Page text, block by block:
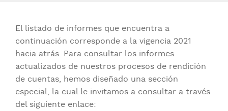
El listado de informes que encuentra a
continuación corresponde a la vigencia 2021
hacia atrás. Para consultar los informes
actualizados de nuestros procesos de rendición
de cuentas, hemos diseñado una sección
especial, la cual le invitamos a consultar a través
del siguiente enlace: